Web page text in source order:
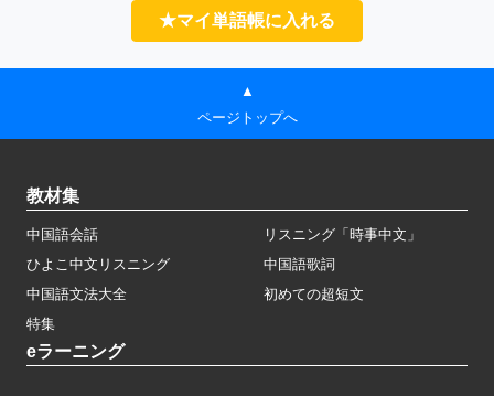
★マイ単語帳に入れる
▲
ページトップへ
教材集
中国語会話
リスニング「時事中文」
ひよこ中文リスニング
中国語歌詞
中国語文法大全
初めての超短文
特集
eラーニング